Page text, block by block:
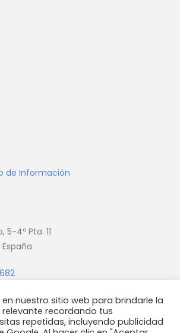
de Información
5-4º Pta. 11
nuestro sitio web para brindarle la
recordando tus
repetidas, incluyendo publicidad